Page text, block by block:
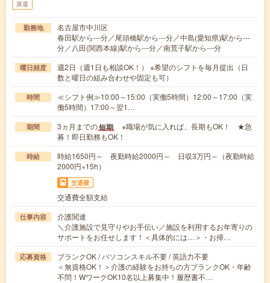
派遣
勤務地
名古屋市中川区
春田駅から---分／尾頭橋駅から---分／中島(愛知県)駅から---
分／八田(関西本線)駅から---分／南荒子駅から---分
曜日頻度
週2日（週1日も相談OK！） ※希望のシフトを毎月提出（日
数と曜日の組み合わせや固定も可）
時間
≪シフト例≫10:00～15:00（実働5時間）12:00～17:00（実
働5時間）17:00～翌1…
期間 3ヵ月までの短期
※職場が気に入れば、長期もOK！ ★急
募！即日勤務もOK！
時給
時給1650円～ 夜勤時給2000円～ 日収3万円～（夜勤時給
2000円×15h）
交通費
交通費全額支給
仕事内容
介護関連
＼介護施設で見守りやお手伝い／施設を利用するお年寄りの
サポートをお任せします！＜具体的には…＞・お掃…
応募資格
ブランクOK / パソコンスキル不要 / 英語力不要
＜無資格OK！＞介護の経験をお持ちの方ブランクOK・年齢
不問！WワークOK10名以上募集中！履歴書不…